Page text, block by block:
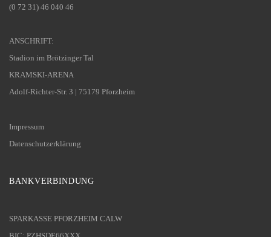
(0 72 31) 46 040 46
ANSCHRIFT:
Stadion im Brötzinger Tal
KRAMSKI-ARENA
Adolf-Richter-Str. 3 | 75179 Pforzheim
Impressum
Datenschutzerklärung
BANKVERBINDUNG
SPARKASSE PFORZHEIM CALW